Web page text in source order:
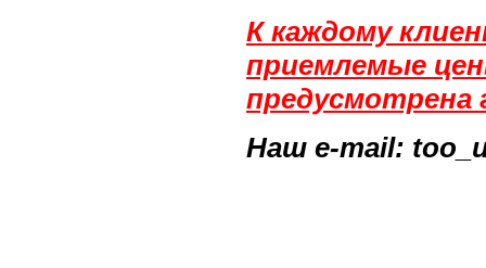
К каждому
приемлемые
предусмотрена
Наш e-mail: